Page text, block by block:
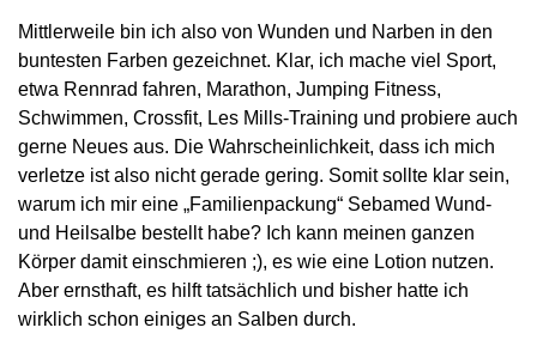
Mittlerweile bin ich also von Wunden und Narben in den
buntesten Farben gezeichnet. Klar, ich mache viel Sport,
etwa Rennrad fahren, Marathon, Jumping Fitness,
Schwimmen, Crossfit, Les Mills-Training und probiere auch
gerne Neues aus. Die Wahrscheinlichkeit, dass ich mich
verletze ist also nicht gerade gering. Somit sollte klar sein,
warum ich mir eine „Familienpackung“ Sebamed Wund-
und Heilsalbe bestellt habe? Ich kann meinen ganzen
Körper damit einschmieren ;), es wie eine Lotion nutzen.
Aber ernsthaft, es hilft tatsächlich und bisher hatte ich
wirklich schon einiges an Salben durch.